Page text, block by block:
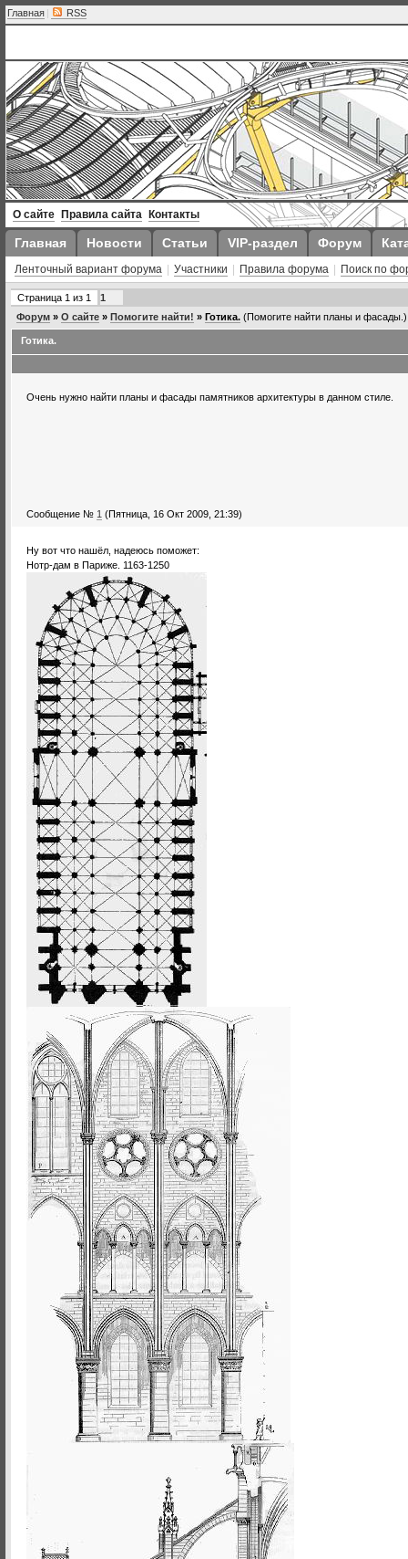
Главная | RSS
О сайте Правила сайта Контакты
Главная Новости Статьи VIP-раздел Форум
Ленточный вариант форума Участники Правила форума Поиск по
Страница 1 из 1
1
Форум » О сайте » Помогите найти! » Готика. (Помогите найти планы и фасады.)
Готика.
Очень нужно найти планы и фасады памятников архитектуры в данном стиле.
Сообщение № 1 (Пятница, 16 Окт 2009, 21:39)
Ну вот что нашёл, надеюсь поможет:
Нотр-дам в Париже. 1163-1250